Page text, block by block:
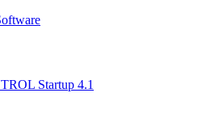
Startup 4.1